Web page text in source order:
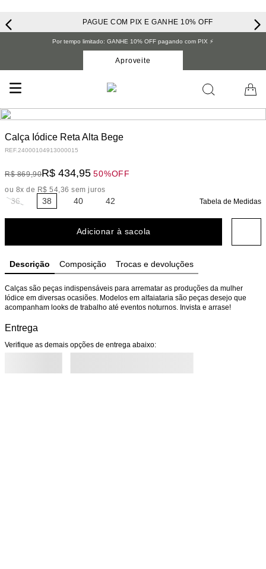
PAGUE COM PIX E GANHE 10% OFF
Por tempo limitado: GANHE 10% OFF pagando com PIX ⚡️
Aproveite
Calça Iódice Reta Alta Bege
REF.24000104913000015
R$ 869,90R$ 434,95 50%OFF
ou 8x de R$ 54,36 sem juros
36 38 40 42 Tabela de Medidas
Adicionar à sacola
Descrição Composição Trocas e devoluções
Calças são peças indispensáveis para arrematar as produções da mulher
Iódice em diversas ocasiões. Modelos em alfaiataria são peças desejo que
acompanham looks de trabalho até eventos noturnos. Invista e arrase!
Entrega
Verifique as demais opções de entrega abaixo: